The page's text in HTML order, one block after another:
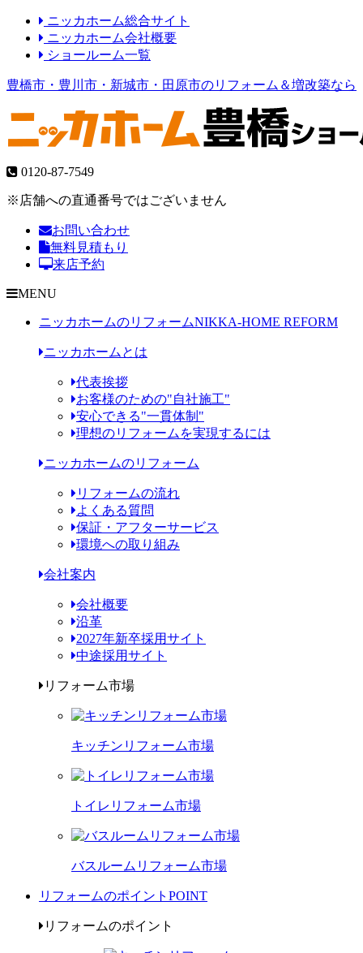
ニッカホーム総合サイト
ニッカホーム会社概要
ショールーム一覧
豊橋市・豊川市・新城市・田原市のリフォーム＆増改築なら
0120-87-7549
※店舗への直通番号ではございません
お問い合わせ
無料見積もり
来店予約
MENU
ニッカホームのリフォームNIKKA-HOME REFORM
ニッカホームとは
代表挨拶
お客様のための"自社施工"
安心できる"一貫体制"
理想のリフォームを実現するには
ニッカホームのリフォーム
リフォームの流れ
よくある質問
保証・アフターサービス
環境への取り組み
会社案内
会社概要
沿革
2027年新卒採用サイト
中途採用サイト
リフォーム市場
キッチンリフォーム市場
トイレリフォーム市場
バスルームリフォーム市場
リフォームのポイント POINT
リフォームのポイント